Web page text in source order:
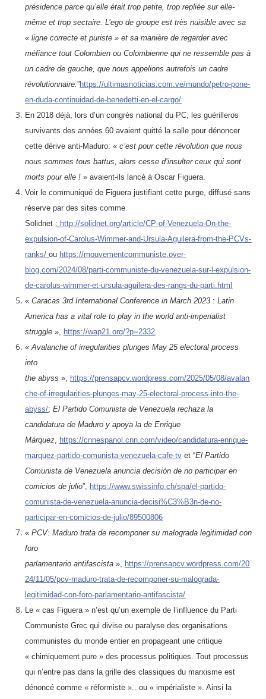
présidence parce qu’elle était trop petite, trop repliée sur elle-
même et trop sectaire. L’ego de groupe est très nuisible avec sa
« ligne correcte et puriste » et sa manière de regarder avec
méfiance tout Colombien ou Colombienne qui ne ressemble pas à
un cadre de gauche, que nous appelions autrefois un cadre
révolutionnaire.”https://ultimasnoticias.com.ve/mundo/petro-pone-
en-duda-continuidad-de-benedetti-en-el-cargo/
En 2018 déjà, lors d’un congrès national du PC, les guérilleros
survivants des années 60 avaient quitté la salle pour dénoncer
cette dérive anti-Maduro: «c’est pour cette révolution que nous
nous sommes tous battus, alors cesse d’insulter ceux qui sont
morts pour elle !» avaient-ils lancé à Oscar Figuera.
Voir le communiqué de Figuera justifiant cette purge, diffusé sans
réserve par des sites comme
Solidnet : http://solidnet.org/article/CP-of-Venezuela-On-the-
expulsion-of-Carolus-Wimmer-and-Ursula-Aguilera-from-the-PCVs-
ranks/ ou https://mouvementcommuniste.over-
blog.com/2024/08/parti-communiste-du-venezuela-sur-l-expulsion-
de-carolus-wimmer-et-ursula-aguilera-des-rangs-du-parti.html
«Caracas 3rd International Conference in March 2023 :Latin
America has a vital role to play in the world anti-imperialist
struggle », https://wap21.org/?p=2332
«Avalanche of irregularities plunges May 25 electoral process
into
the abyss », https://prensapcv.wordpress.com/2025/05/08/avalan
che-of-irregularities-plunges-may-25-electoral-process-into-the-
abyss/;El Partido Comunista de Venezuela rechaza la
candidatura de Maduro y apoya la de Enrique
Márquez, https://cnnespanol.cnn.com/video/candidatura-enrique-
marquez-partido-comunista-venezuela-cafe-tv et “El Partido
Comunista de Venezuela anuncia decisión de no participar en
comicios de julio”, https://www.swissinfo.ch/spa/el-partido-
comunista-de-venezuela-anuncia-decisi%C3%B3n-de-no-
participar-en-comicios-de-julio/89500806
«PCV: Maduro trata de recomponer su malograda legitimidad con
foro
parlamentario antifascista », https://prensapcv.wordpress.com/20
24/11/05/pcv-maduro-trata-de-recomponer-su-malograda-
legitimidad-con-foro-parlamentario-antifascista/
Le « cas Figuera » n’est qu’un exemple de l’influence du Parti
Communiste Grec qui divise ou paralyse des organisations
communistes du monde entier en propageant une critique
« chimiquement pure » des processus politiques. Tout processus
qui n’entre pas dans la grille des classiques du marxisme est
dénoncé comme « réformiste ».. ou « impérialiste ». Ainsi la